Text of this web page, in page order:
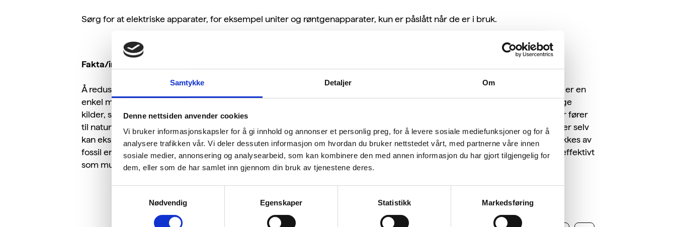
Samtykke Detaljer Om
Denne nettsiden anvender cookies
Vi bruker informasjonskapsler for å gi innhold og annonser et personlig preg, for å levere sosiale mediefunksjoner og for å
analysere trafikken vår. Vi deler dessuten informasjon om hvordan du bruker nettstedet vårt, med partnerne våre innen
sosiale medier, annonsering og analysearbeid, som kan kombinere den med annen informasjon du har gjort tilgjengelig for
dem, eller som de har samlet inn gjennom din bruk av tjenestene deres.
Nødvendig
Egenskaper Statistikk Markedsføring
Sørg for at elektriske apparater, for eksempel uniter og røntgenapparater, kun er påslått når de er i bruk.
Fakta/informasjon:
Å redusere og effektivisere energiforbruket vårt er et viktig miljøtiltak, og å skru av elektriske apparater som ikke er i bruk er en
enkel måte å redusere energiforbruket på. Selv om mye av Norges energiproduksjon stammer fra fornybare, klimavennlige
kilder, så er ren energi en begrenset ressurs. Mange av Norges vassdrag er allerede utbygd, og nye vannkraftutbygginger fører
til naturinngrep og miljøbelastninger. Norge er en krafteksportør, så den fornybare energien vi produserer, men ikke bruker selv
kan eksporteres til andre land med lavere dekningsgrad av fornybare energikilder. Mye av vårt energibehov som i dag dekkes av
fossil energi vil i fremtiden måtte erstattes av fornybar energi. Derfor er det viktig at energien som produseres brukes så effektivt
som mulig.